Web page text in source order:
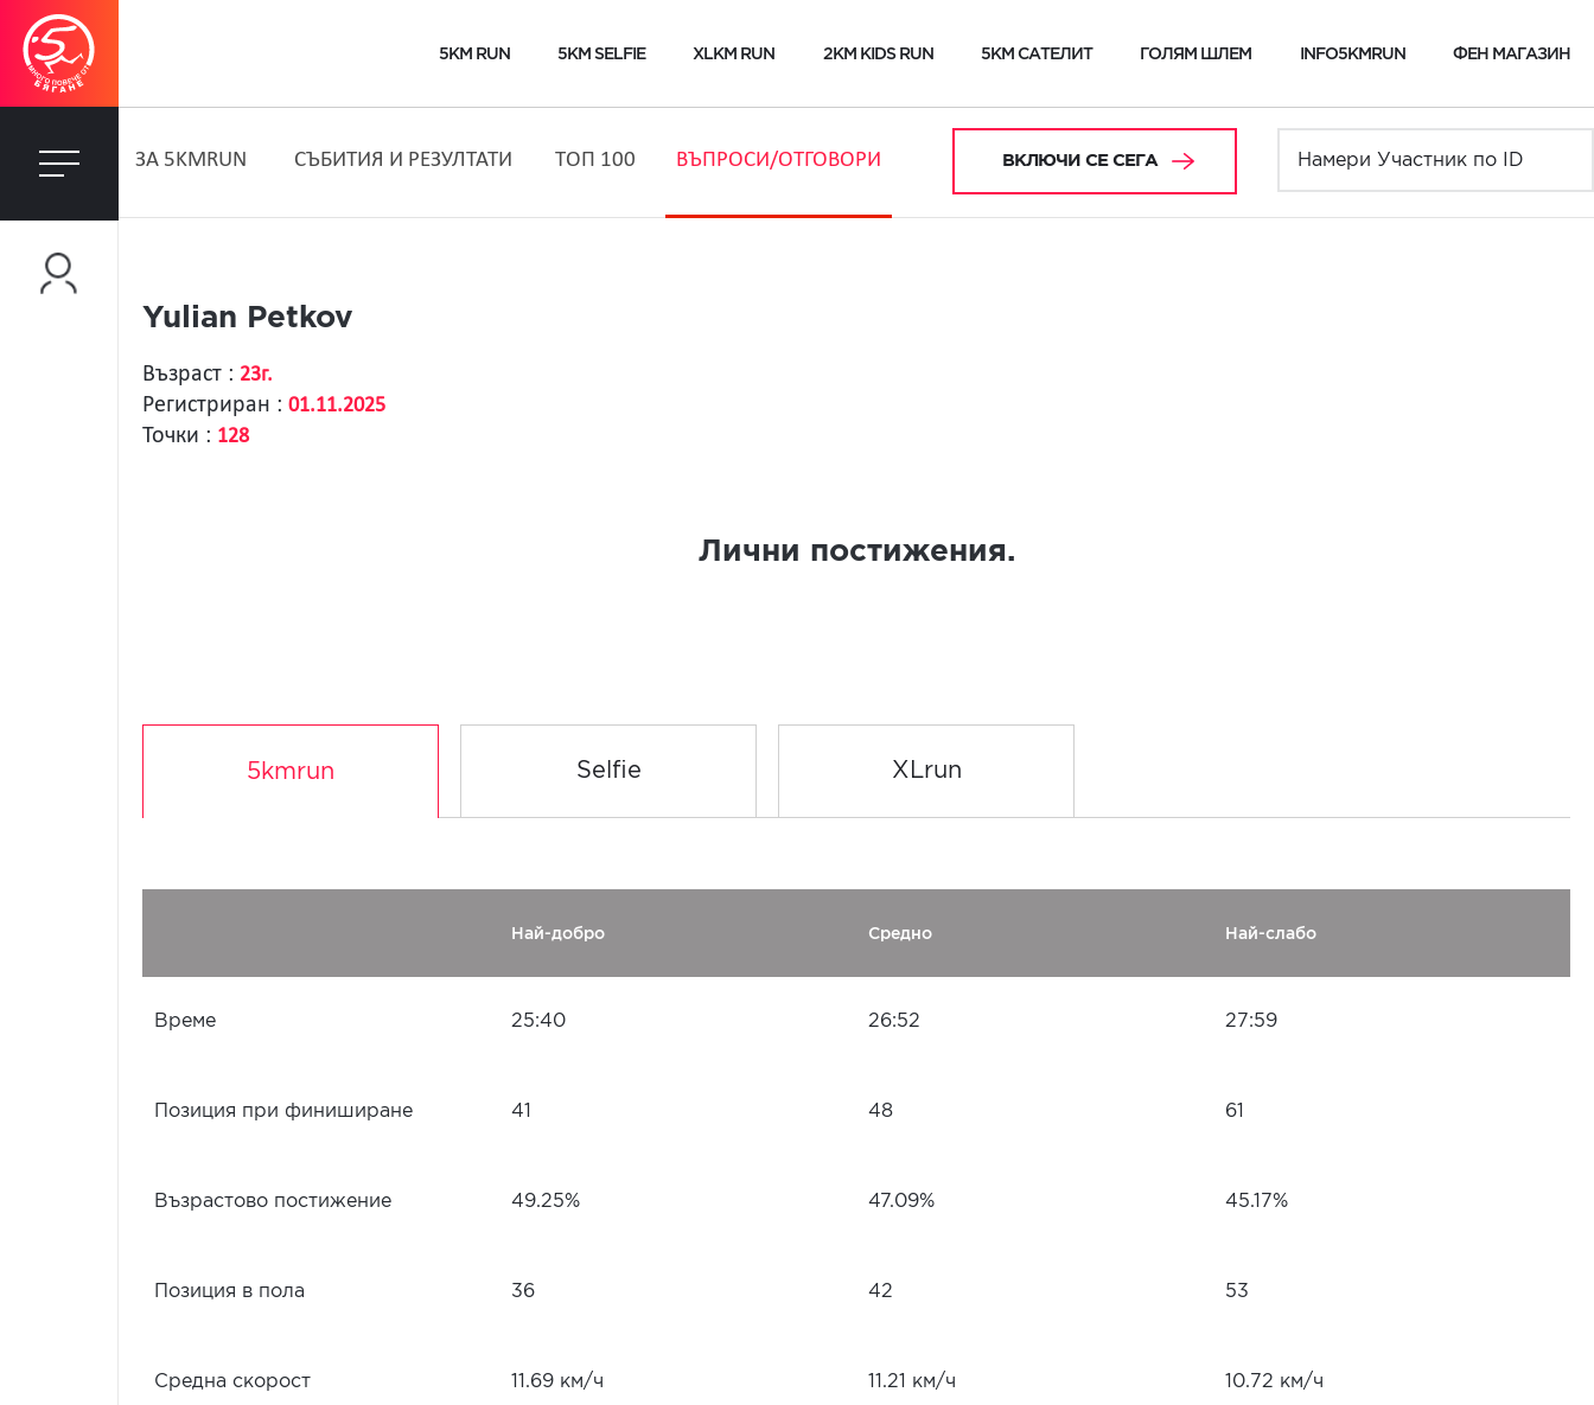
5KM RUN 5KM SELFIE XLKM RUN 2KM KIDS RUN 5KM САТЕЛИТ ГОЛЯМ ШЛЕМ INFO5KMRUN ФЕН МАГАЗИН
ЗA 5KMRUN СЪБИТИЯ И РЕЗУЛТАТИ ТОП 100 ВЪПРОСИ/ОТГОВОРИ ВКЛЮЧИ СЕ СЕГА
Yulian Petkov
Възраст : 23г.
Регистриран : 01.11.2025
Точки : 128
Лични постижения.
5kmrun Selfie XLrun
Най-добро Средно Най-слабо
Време 25:40 26:52 27:59
Позиция при финиширане 41 48 61
Възрастово постижение 49.25% 47.09% 45.17%
Позиция в пола 36 42 53
Средна скорост 11.69 км/ч 11.21 км/ч 10.72 км/ч